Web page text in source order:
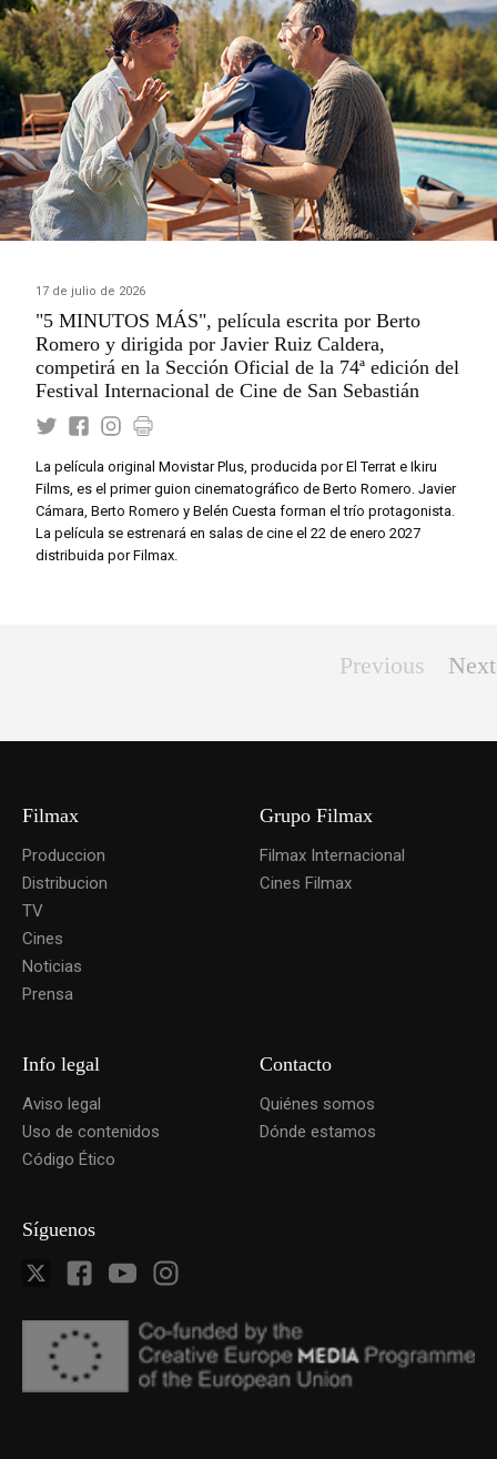
17 de julio de 2026
"5 MINUTOS MÁS", película escrita por Berto
Romero y dirigida por Javier Ruiz Caldera,
competirá en la Sección Oficial de la 74ª edición del
Festival Internacional de Cine de San Sebastián
La película original Movistar Plus, producida por El Terrat e Ikiru
Films, es el primer guion cinematográfico de Berto Romero. Javier
Cámara, Berto Romero y Belén Cuesta forman el trío protagonista.
La película se estrenará en salas de cine el 22 de enero 2027
distribuida por Filmax.
Previous Next
Filmax
Produccion
Distribucion
TV
Cines
Noticias
Prensa
Grupo Filmax
Filmax Internacional
Cines Filmax
Info legal
Aviso legal
Uso de contenidos
Código Ético
Contacto
Quiénes somos
Dónde estamos
Síguenos